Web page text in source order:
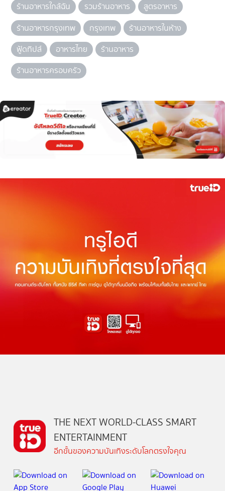
ร้านอาหารใกล้ฉัน รวมร้านอาหาร
สูตรอาหาร
ร้านอาหารกรุงเทพ
กรุงเทพ
ร้านอาหารในห้าง
ฟู้ดทิปส์
อาหารไทย
ร้านอาหาร
ร้านอาหารครอบครัว
THE NEXT WORLD-CLASS SMART
ENTERTAINMENT
อีกขั้นของความบันเทิงระดับโลกตรงใจคุณ